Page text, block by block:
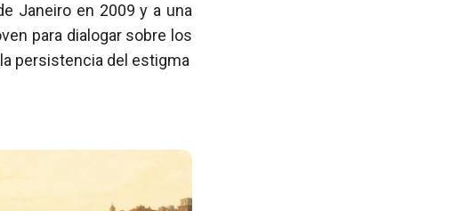
Janeiro en 2009 y a una
para dialogar sobre los
persistencia del estigma